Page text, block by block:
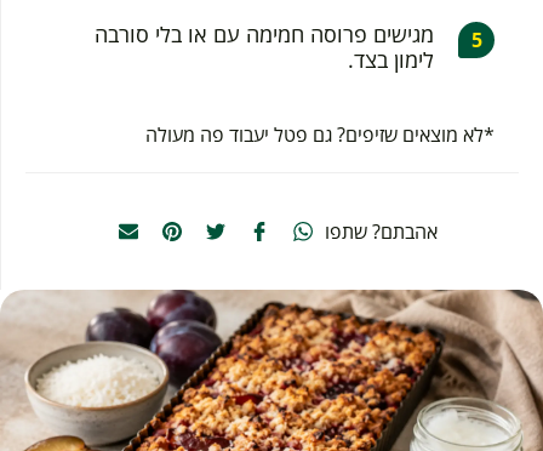
מגישים פרוסה חמימה עם או בלי סורבה
לימון בצד.
*לא מוצאים שזיפים? גם פטל יעבוד פה מעולה
אהבתם? שתפו